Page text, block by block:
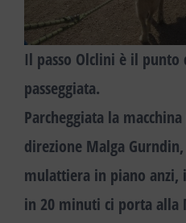
Il passo Olclini è il
passeggiata.
Parcheggiata la macchina
direzione Malga Gurndin,
mulattiera in piano anzi,
in 20 minuti ci porta alla